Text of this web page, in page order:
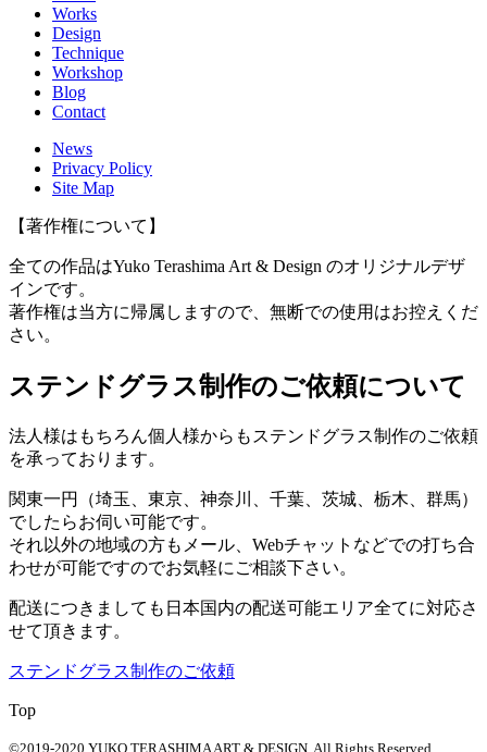
Works
Design
Technique
Workshop
Blog
Contact
News
Privacy Policy
Site Map
【著作権について】
全ての作品はYuko Terashima Art & Design のオリジナルデザ
インです。
著作権は当方に帰属しますので、無断での使用はお控えくだ
さい。
ステンドグラス制作のご依頼について
法人様はもちろん個人様からもステンドグラス制作のご依頼
を承っております。
関東一円（埼玉、東京、神奈川、千葉、茨城、栃木、群馬）
でしたらお伺い可能です。
それ以外の地域の方もメール、Webチャットなどでの打ち合
わせが可能ですのでお気軽にご相談下さい。
配送につきましても日本国内の配送可能エリア全てに対応さ
せて頂きます。
ステンドグラス制作のご依頼
Top
©2019-2020 YUKO TERASHIMA ART & DESIGN. All Rights Reserved.